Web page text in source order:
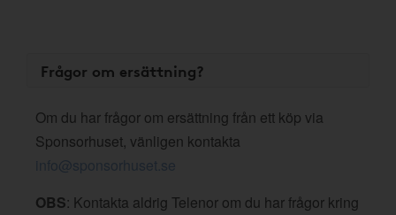
Frågor om ersättning?
Om du har frågor om ersättning från ett köp via
Sponsorhuset, vänligen kontakta
info@sponsorhuset.se
OBS: Kontakta aldrig Telenor om du har frågor kring